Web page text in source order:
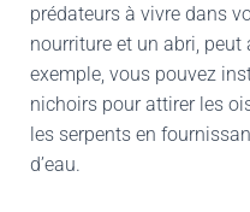
prédateurs à vivre dans
nourriture et un abri,
exemple, vous pouvez
nichoirs pour attirer les
les serpents en
d’eau.